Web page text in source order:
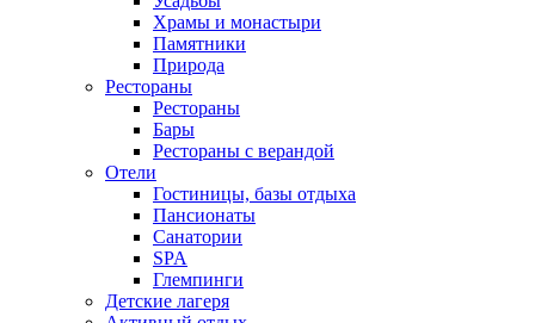
Храмы и монастыри
Памятники
Природа
Рестораны
Рестораны
Бары
Рестораны с верандой
Отели
Гостиницы, базы отдыха
Пансионаты
Санатории
SPA
Глемпинги
Детские лагеря